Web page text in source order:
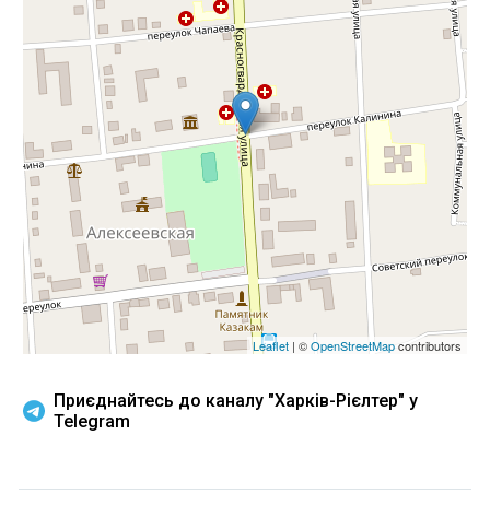
Leaflet | ©OpenStreetMapcontributors
Приєднайтесь до каналу "Харків-Рієлтер" у
Telegram